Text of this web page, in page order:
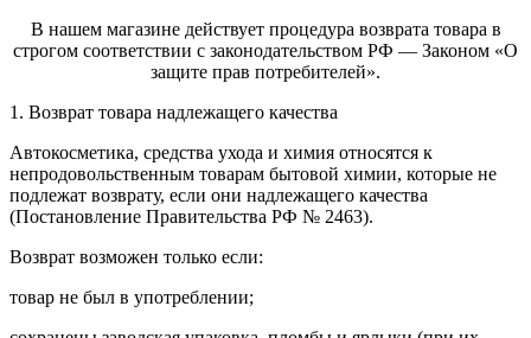
В нашем магазине действует процедура возврата товара в
строгом соответствии с законодательством РФ — Законом «О
защите прав потребителей».
1. Возврат товара надлежащего качества
Автокосметика, средства ухода и химия относятся к
непродовольственным товарам бытовой химии, которые не
подлежат возврату, если они надлежащего качества
(Постановление Правительства РФ № 2463).
Возврат возможен только если:
товар не был в употреблении;